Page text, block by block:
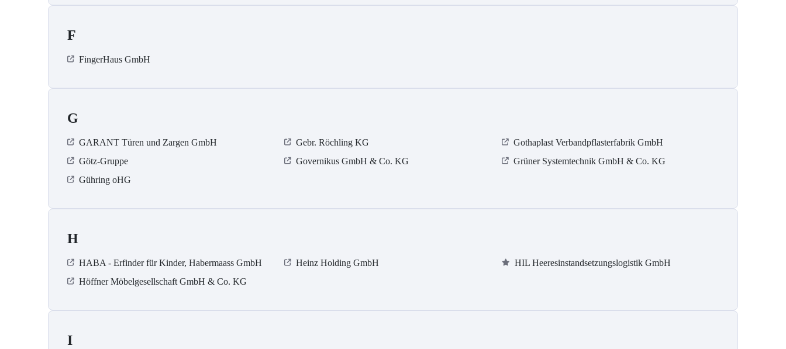
F
FingerHaus GmbH
G
GARANT Türen und Zargen GmbH Gebr. Röchling KG
Gothaplast Verbandpflasterfabrik GmbH
Götz-Gruppe
Governikus GmbH & Co. KG
Grüner Systemtechnik GmbH & Co. KG
Gühring oHG
H
HABA - Erfinder für Kinder, Habermaass GmbH Heinz Holding GmbH
HIL Heeresinstandsetzungslogistik GmbH
Höffner Möbelgesellschaft GmbH & Co. KG
I